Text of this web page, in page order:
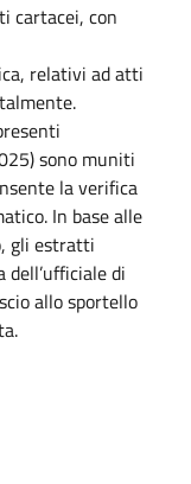
cartacei, con
relativi ad atti
sono muniti
la verifica
In base alle
gli estratti
di
allo sportello